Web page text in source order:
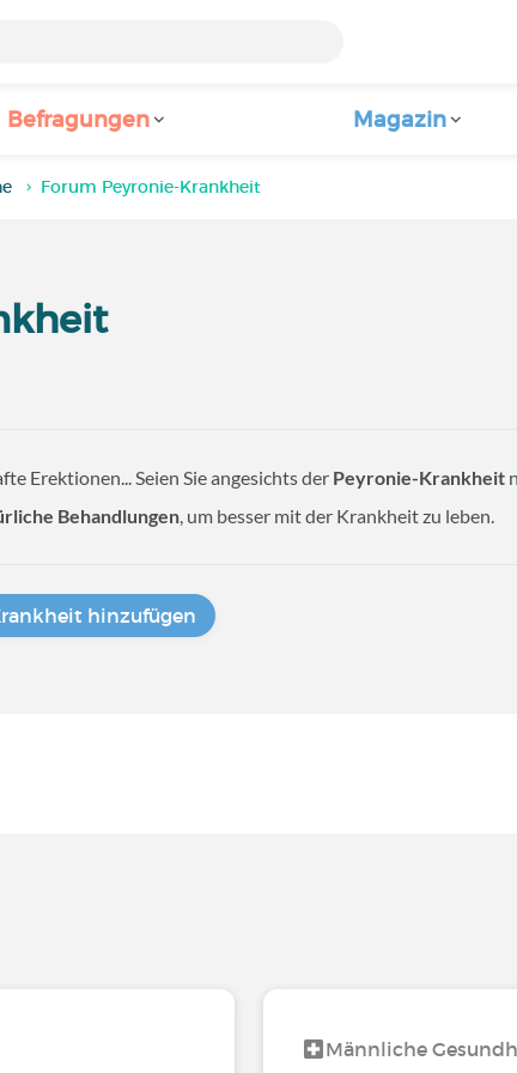
Befragungen Magazin
Forum Peyronie-Krankheit
Erektionen... Seien Sie angesichts der Peyronie-Krankheit
Behandlungen, um besser mit der Krankheit zu leben.
hinzufügen
Männliche